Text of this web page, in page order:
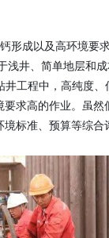
形成以及高环境要
浅井、简单地层和
井工程中，高纯度
求高的作业。虽
标准、预算等综合